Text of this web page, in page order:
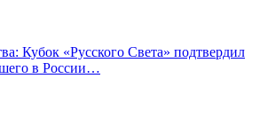
Кубок «Русского Света» подтвердил
в России…